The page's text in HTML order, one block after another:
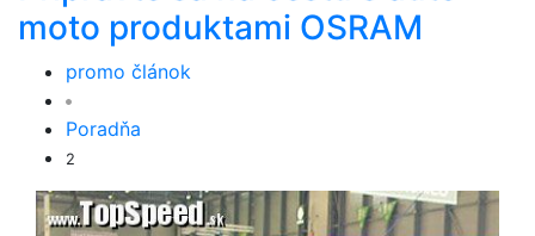
moto produktami OSRAM
promo článok
Poradňa
2